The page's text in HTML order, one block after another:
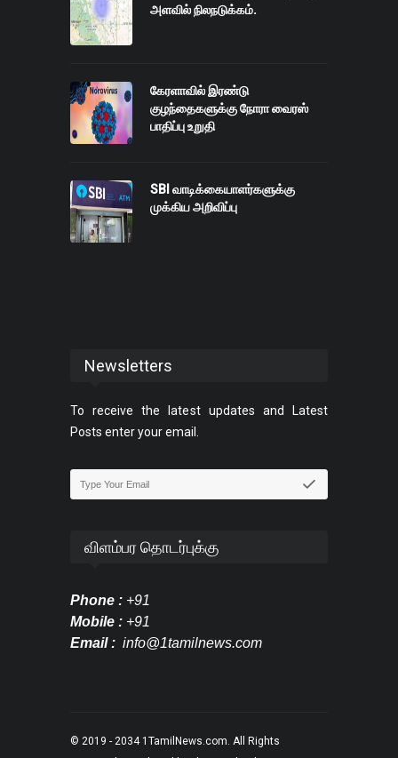
அளவில் நிலநடுக்கம்.
கேரளாவில் இரண்டு
குழந்தைகளுக்கு நோரா வைரஸ்
பாதிப்பு உறுதி
SBI வாடிக்கையாளர்களுக்கு
முக்கிய அறிவிப்பு
Newsletters
To receive the latest updates and Latest
Posts enter your email.
விளம்பர தொடர்புக்கு
Phone : +91
Mobile : +91
Email : info@1tamilnews.com
© 2019 - 2034 1TamilNews.com . All Rights